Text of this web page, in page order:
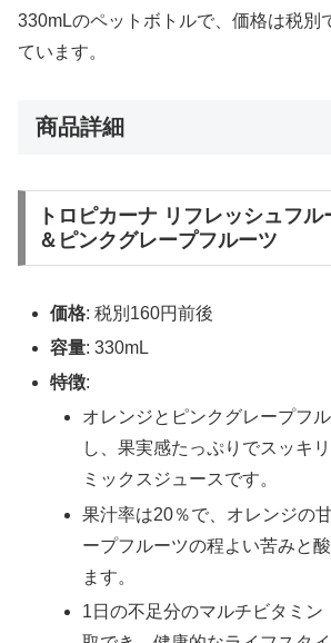
330mLのペットボトルで、価格は税別
ています。
商品詳細
トロピカーナ リフレッシュフ
＆ピンクグレープフルーツ
価格: 税別160円前後
容量: 330mL
特徴:
オレンジとピンクグレープフ
し、果実感たっぷりでスッキ
ミックスジュースです。
果汁率は20％で、オレンジの
ープフルーツの程よい苦みと
ます。
1日の不足分のマルチビタミン